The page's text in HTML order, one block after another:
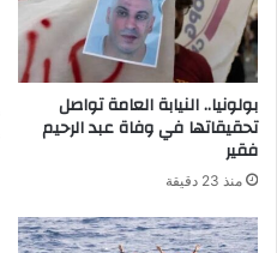
بولونيا.. النيابة العامة تواصل
تحقيقاتها في وفاة عبد الرحيم
فقير
منذ 23 دقيقة